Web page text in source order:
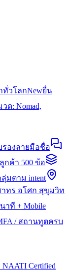
ทั่วโลกNewยื่น
ด: Nomad,
องลายมือชื่อ
กค้า 500 ข้อ
มตาม intent
ทร อโศก สุขุมวิท
าที + Mobile
/ สถานทูตครบ
Certified